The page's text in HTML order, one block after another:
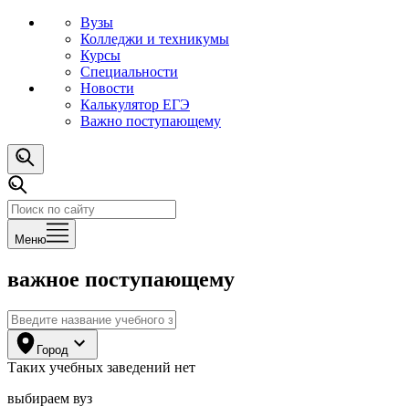
Вузы
Колледжи и техникумы
Курсы
Специальности
Новости
Калькулятор ЕГЭ
Важно поступающему
Меню
важное поступающему
Город
Таких учебных заведений нет
выбираем вуз